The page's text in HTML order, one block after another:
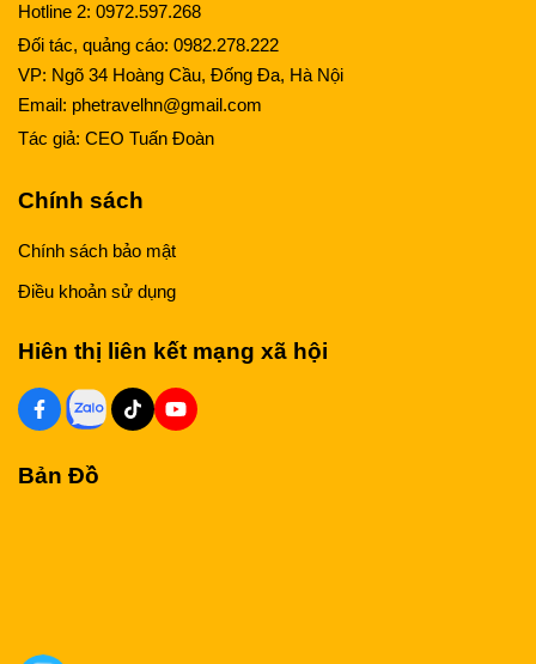
Hotline 2: 0972.597.268
Đối tác, quảng cáo: 0982.278.222
VP: Ngõ 34 Hoàng Cầu, Đống Đa, Hà Nội
Email: phetravelhn@gmail.com
Tác giả: CEO Tuấn Đoàn
Chính sách
Chính sách bảo mật
Điều khoản sử dụng
Hiên thị liên kết mạng xã hội
Bản Đồ